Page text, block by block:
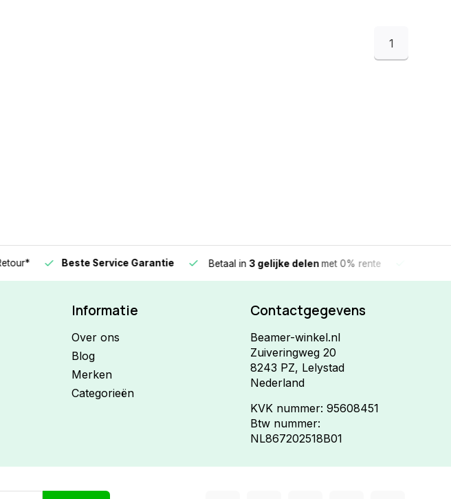
1
Beste Service Garantie Betaal in3 gelijke delen met 0% rente
Informatie
Over ons
Blog
Merken
Categorieën
Contactgegevens
Beamer-winkel.nl
Zuiveringweg 20
8243 PZ, Lelystad
Nederland
KVK nummer: 95608451
Btw nummer:
NL867202518B01